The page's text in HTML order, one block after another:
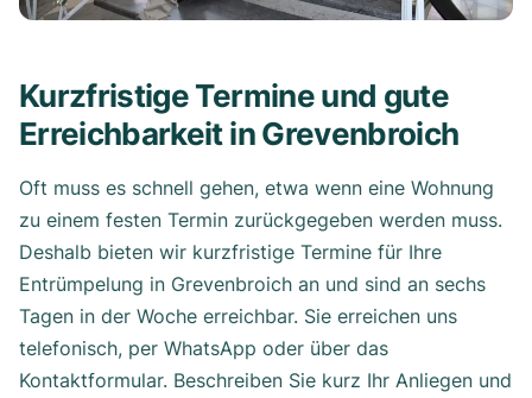
Kurzfristige Termine und gute
Erreichbarkeit in Grevenbroich
Oft muss es schnell gehen, etwa wenn eine Wohnung
zu einem festen Termin zurückgegeben werden muss.
Deshalb bieten wir kurzfristige Termine für Ihre
Entrümpelung in Grevenbroich an und sind an sechs
Tagen in der Woche erreichbar. Sie erreichen uns
telefonisch, per WhatsApp oder über das
Kontaktformular. Beschreiben Sie kurz Ihr Anliegen und